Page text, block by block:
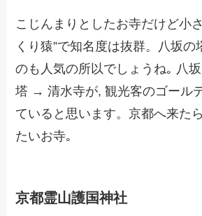
こじんまりとしたお寺だけど小
くり猿”で知名度は抜群。八坂の
のも人気の所以でしょうね｡ 八
塔 → 清水寺が, 観光客のゴール
ていると思います。京都へ来た
たいお寺｡
京都霊山護国神社